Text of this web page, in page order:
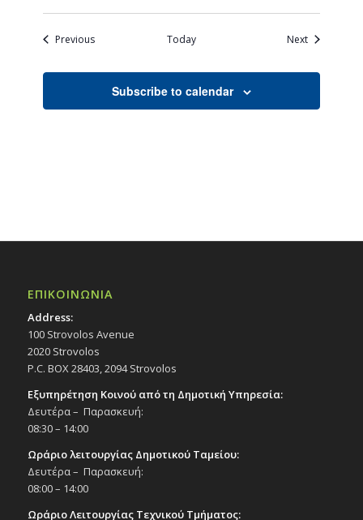
PreviousEvents Today NextEvents
Subscribe to calendar
ΕΠΙΚΟΙΝΩΝΙΑ
Address:
100 Strovolos Avenue
2020 Strovolos
P.C. BOX 28403, 2094 Strovolos
Εξυπηρέτηση Κοινού από τη Δημοτική Υπηρεσία:
Δευτέρα – Παρασκευή:
08:30 – 14:00
Ωράριο λειτουργίας Δημοτικού Ταμείου:
Δευτέρα – Παρασκευή:
08:00 – 14:00
Ωράριο Λειτουργίας Τεχνικού Τμήματος: